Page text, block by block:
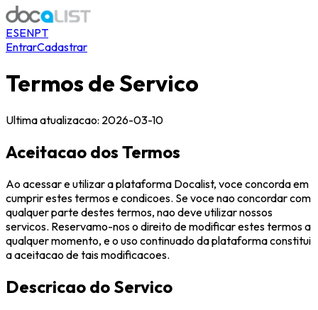
ESENPT
EntrarCadastrar
Termos de Servico
Ultima atualizacao: 2026-03-10
Aceitacao dos Termos
Ao acessar e utilizar a plataforma Docalist, voce concorda em
cumprir estes termos e condicoes. Se voce nao concordar com
qualquer parte destes termos, nao deve utilizar nossos
servicos. Reservamo-nos o direito de modificar estes termos a
qualquer momento, e o uso continuado da plataforma constitui
a aceitacao de tais modificacoes.
Descricao do Servico